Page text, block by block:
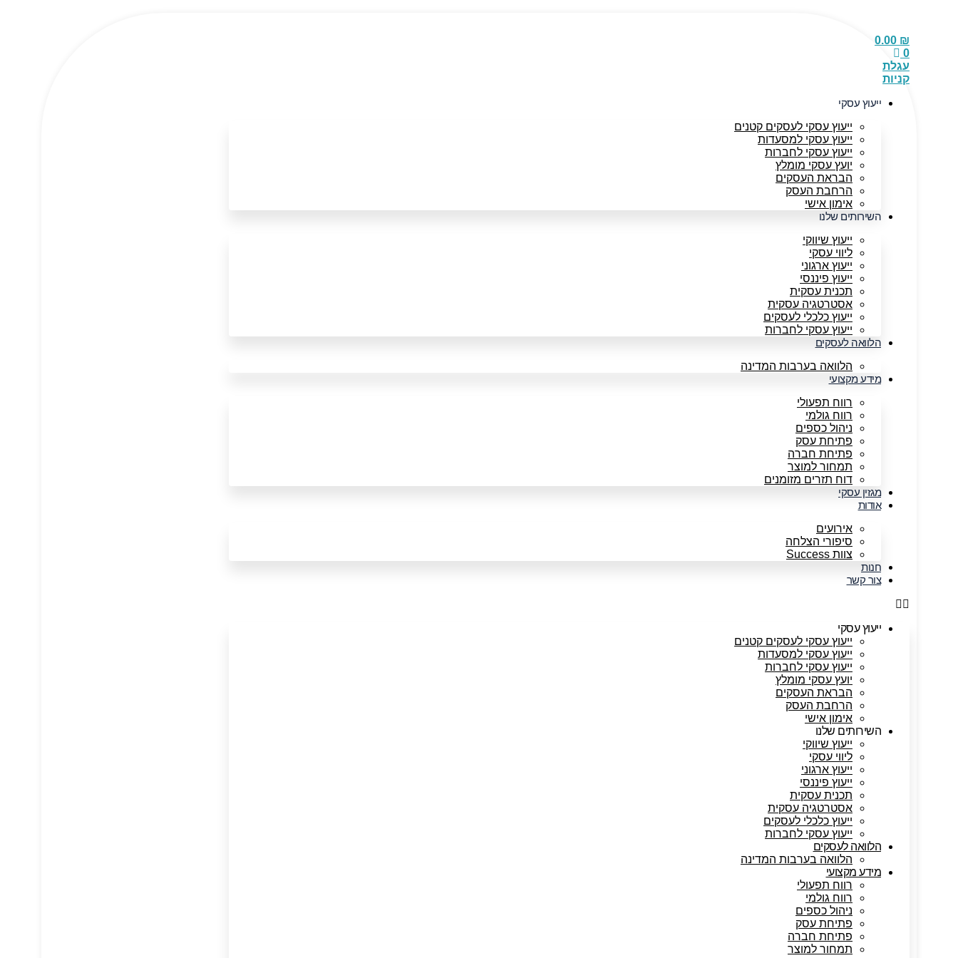
0.00 ₪
0
עגלת
קניות
ייעוץ עסקי
ייעוץ עסקי לעסקים קטנים
ייעוץ עסקי למסעדות
ייעוץ עסקי לחברות
יועץ עסקי מומלץ
הבראת העסקים
הרחבת העסק
אימון אישי
השירותים שלנו
ייעוץ שיווקי
ליווי עסקי
ייעוץ ארגוני
ייעוץ פיננסי
תכנית עסקית
אסטרטגיה עסקית
ייעוץ כלכלי לעסקים
ייעוץ עסקי לחברות
הלוואה לעסקים
הלוואה בערבות המדינה
מידע מקצועי
רווח תפעולי
רווח גולמי
ניהול כספים
פתיחת עסק
פתיחת חברה
תמחור למוצר
דוח תזרים מזומנים
מגזין עסקי
אודות
אירועים
סיפורי הצלחה
צוות Success
חנות
צור קשר
ייעוץ עסקי
ייעוץ עסקי לעסקים קטנים
ייעוץ עסקי למסעדות
ייעוץ עסקי לחברות
יועץ עסקי מומלץ
הבראת העסקים
הרחבת העסק
אימון אישי
השירותים שלנו
ייעוץ שיווקי
ליווי עסקי
ייעוץ ארגוני
ייעוץ פיננסי
תכנית עסקית
אסטרטגיה עסקית
ייעוץ כלכלי לעסקים
ייעוץ עסקי לחברות
הלוואה לעסקים
הלוואה בערבות המדינה
מידע מקצועי
רווח תפעולי
רווח גולמי
ניהול כספים
פתיחת עסק
פתיחת חברה
תמחור למוצר